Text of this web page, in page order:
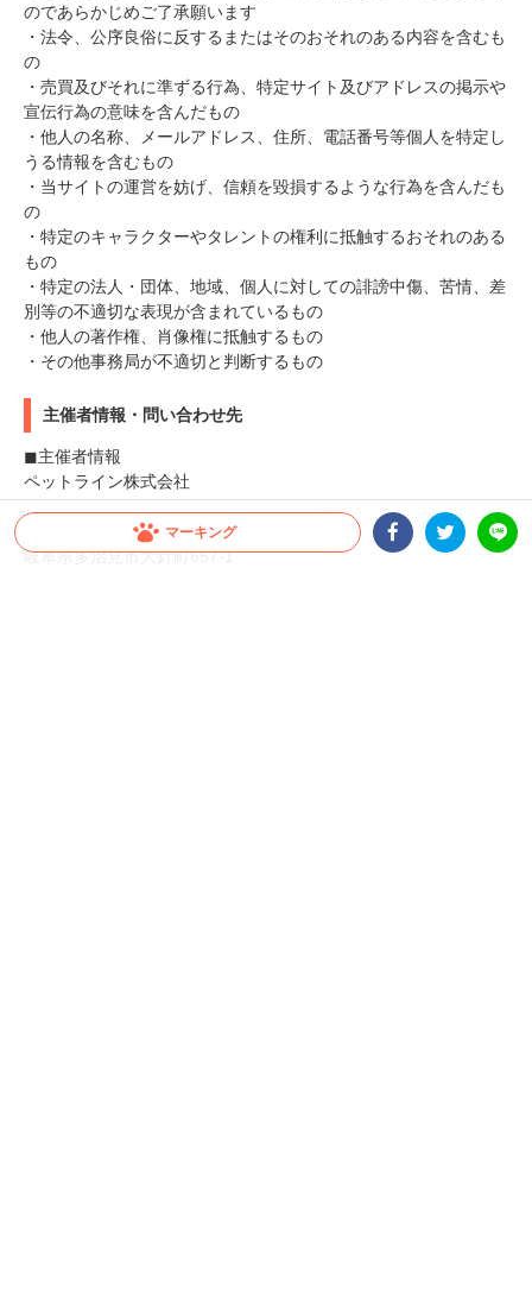
マーキング
のであらかじめご了承願います
・法令、公序良俗に反するまたはそのおそれのある内容を含むも
の
・売買及びそれに準ずる行為、特定サイト及びアドレスの掲示や
宣伝行為の意味を含んだもの
・他人の名称、メールアドレス、住所、電話番号等個人を特定し
うる情報を含むもの
・当サイトの運営を妨げ、信頼を毀損するような行為を含んだも
の
・特定のキャラクターやタレントの権利に抵触するおそれのある
もの
・特定の法人・団体、地域、個人に対しての誹謗中傷、苦情、差
別等の不適切な表現が含まれているもの
・他人の著作権、肖像権に抵触するもの
・その他事務局が不適切と判断するもの
主催者情報・問い合わせ先
◼︎主催者情報
ペットライン株式会社
岐阜県多治見市大針町657-1